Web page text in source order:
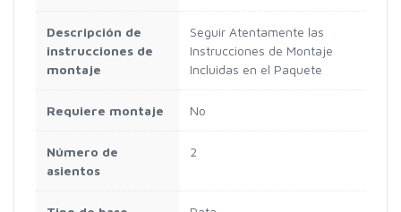
Descripción de
instrucciones de
montaje
Seguir Atentamente las
Instrucciones de Montaje
Incluidas en el Paquete
Requiere montaje No
Número de
asientos
2